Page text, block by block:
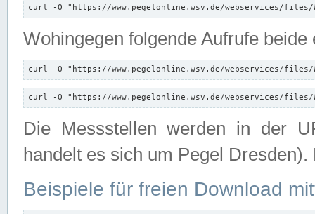
curl -O "https://www.pegelonline.wsv.de/webservices/files/
Wohingegen folgende Aufrufe beide
curl -O "https://www.pegelonline.wsv.de/webservices/files/
curl -O "https://www.pegelonline.wsv.de/webservices/files/
Die Messstellen werden in der
handelt es sich um Pegel
Beispiele für freien Download